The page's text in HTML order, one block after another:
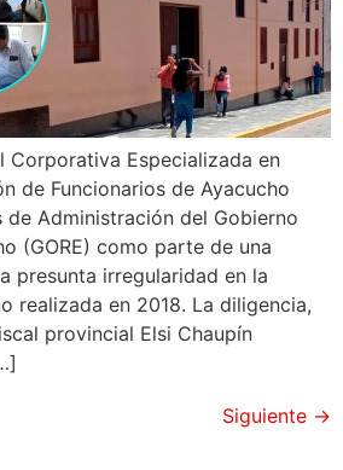
Corporativa Especializada en
de Funcionarios de Ayacucho
Administración del Gobierno
(GORE) como parte de una
presunta irregularidad en la
realizada en 2018. La diligencia,
provincial Elsi Chaupín
Siguiente →